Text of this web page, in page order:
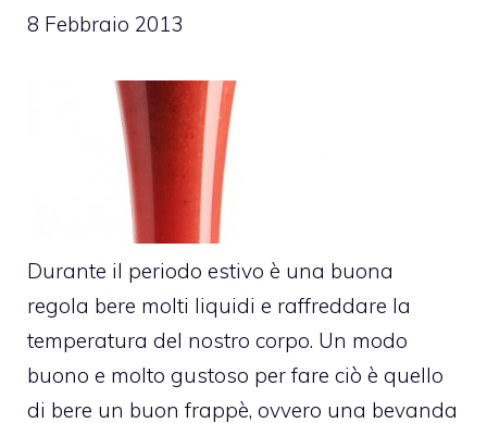
8 Febbraio 2013
Durante il periodo estivo è una buona
regola bere molti liquidi e raffreddare la
temperatura del nostro corpo. Un modo
buono e molto gustoso per fare ciò è quello
di bere un buon frappè, ovvero una bevanda